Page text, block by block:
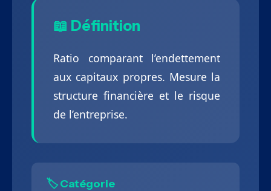
📖 Définition
Ratio comparant l’endettement
aux capitaux propres. Mesure la
structure financière et le risque
de l’entreprise.
🏷️ Catégorie